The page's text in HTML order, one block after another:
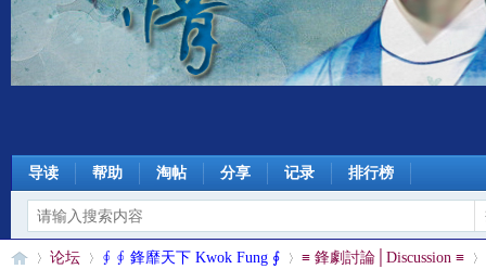
导读 帮助 淘帖 分享 记录 排行榜
论坛 ∮ ∮ 鋒靡天下 Kwok Fung ∮ ≡ 鋒劇討論│Discussion ≡